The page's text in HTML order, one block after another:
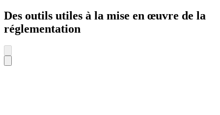
Des outils utiles à la mise en œuvre de la
réglementation